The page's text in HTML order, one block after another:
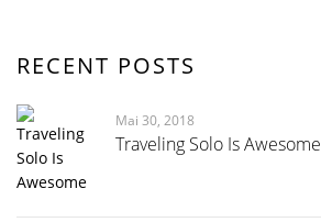
RECENT POSTS
Mai 30, 2018
Traveling Solo Is Awesome